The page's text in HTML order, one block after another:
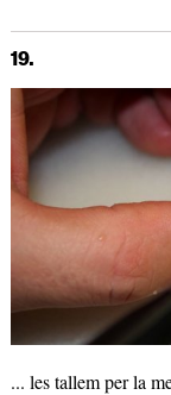
19.
... les tallem per la